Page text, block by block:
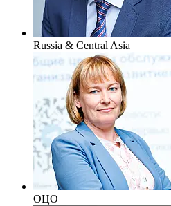
Russia & Central Asia
ОЦО